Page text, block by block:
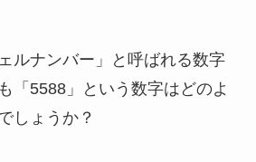
ルナンバー」と呼ばれる数字
「5588」という数字はどのよ
しょうか？